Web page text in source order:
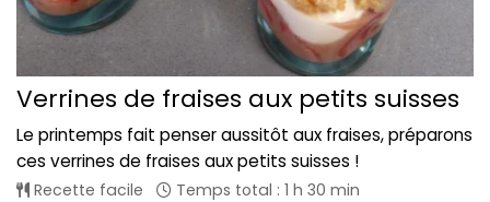
Verrines de fraises aux petits suisses
Le printemps fait penser aussitôt aux fraises, préparons
ces verrines de fraises aux petits suisses !
Recette facile Temps total : 1 h 30 min